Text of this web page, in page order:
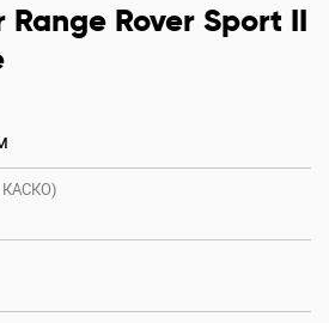
Range Rover Sport II
КАСКО)